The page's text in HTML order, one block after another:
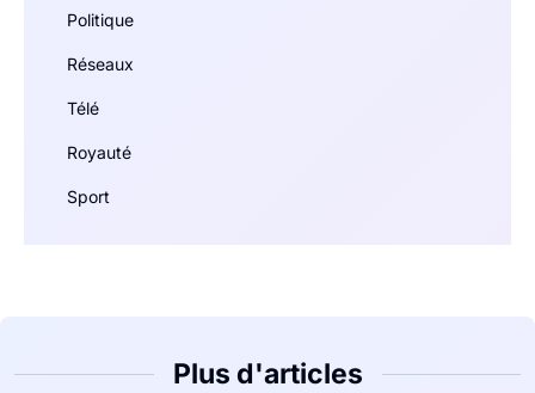
Politique
Réseaux
Télé
Royauté
Sport
Plus d'articles